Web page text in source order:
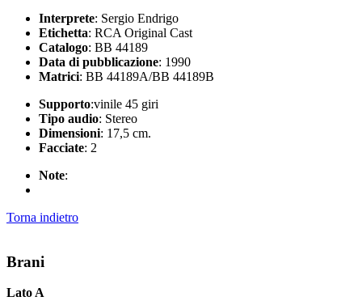
Interprete: Sergio Endrigo
Etichetta: RCA Original Cast
Catalogo: BB 44189
Data di pubblicazione: 1990
Matrici: BB 44189A/BB 44189B
Supporto:vinile 45 giri
Tipo audio: Stereo
Dimensioni: 17,5 cm.
Facciate: 2
Note:
Torna indietro
Brani
Lato A